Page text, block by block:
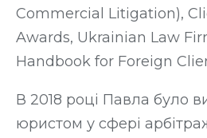
Commercial Litigation),
Awards, Ukrainian Law
Handbook for Foreign
В 2018 році Павла було
юристом у сфері